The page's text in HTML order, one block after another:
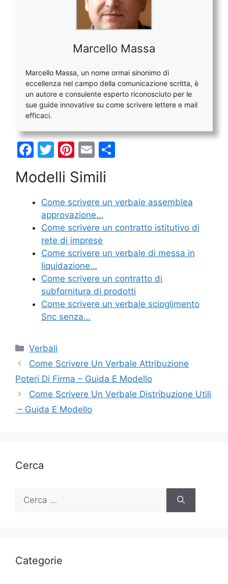
Marcello Massa
Marcello Massa, un nome ormai sinonimo di
eccellenza nel campo della comunicazione scritta, è
un autore e consulente esperto riconosciuto per le
sue guide innovative su come scrivere lettere e mail
efficaci.
F
c
e
b
o
o
k
T
w
itt
er
Pi
nt
er
e
st
E
m
ai
l
di
di
Modelli Simili
Come scrivere un verbale assemblea
approvazione…
Come scrivere un contratto istitutivo di
rete di imprese
Come scrivere un verbale di messa in
liquidazione…
Come scrivere un contratto di
subfornitura di prodotti
Come scrivere un verbale scioglimento
Snc senza…
Categorie
Verbali
Come Scrivere Un Verbale Attribuzione
Poteri Di Firma​​ – Guida E Modello
Come Scrivere Un Verbale Distribuzione Utili
​ – Guida E Modello
Cerca
Ricerca
Categorie